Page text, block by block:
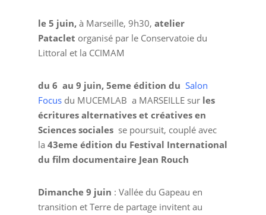
le 5 juin, à Marseille, 9h30, atelier
Pataclet organisé par le Conservatoie du
Littoral et la CCIMAM
du 6 au 9 juin, 5eme édition du Salon
Focus du MUCEMLAB a MARSEILLE sur les
écritures alternatives et créatives en
Sciences sociales se poursuit, couplé avec
la 43eme édition du Festival International
du film documentaire Jean Rouch
Dimanche 9 juin : Vallée du Gapeau en
transition et Terre de partage invitent au